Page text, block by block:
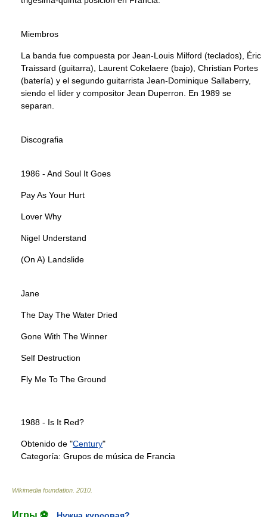
Miembros
La banda fue compuesta por Jean-Louis Milford (teclados), Éric
Traissard (guitarra), Laurent Cokelaere (bajo), Christian Portes
(batería) y el segundo guitarrista Jean-Dominique Sallaberry,
siendo el líder y compositor Jean Duperron. En 1989 se
separan.
Discografia
1986 - And Soul It Goes
Pay As Your Hurt
Lover Why
Nigel Understand
(On A) Landslide
Jane
The Day The Water Dried
Gone With The Winner
Self Destruction
Fly Me To The Ground
1988 - Is It Red?
Obtenido de "Century"
Categoría: Grupos de música de Francia
Wikimedia foundation 2010
Игры ⚽